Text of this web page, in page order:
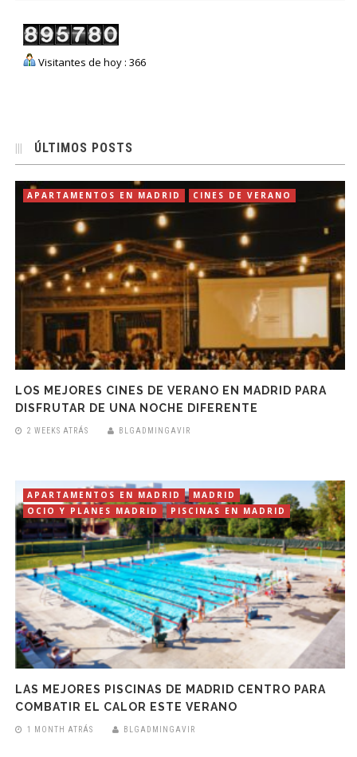
Visitantes de hoy : 366
ÚLTIMOS POSTS
APARTAMENTOS EN MADRID CINES DE VERANO
LOS MEJORES CINES DE VERANO EN MADRID PARA
DISFRUTAR DE UNA NOCHE DIFERENTE
2 WEEKS ATRÁS BLGADMINGAVIR
APARTAMENTOS EN MADRID
MADRID
OCIO Y PLANES MADRID
PISCINAS EN MADRID
LAS MEJORES PISCINAS DE MADRID CENTRO PARA
COMBATIR EL CALOR ESTE VERANO
1 MONTH ATRÁS BLGADMINGAVIR